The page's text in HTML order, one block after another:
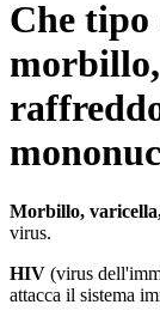
Che
Morbillo,
virus.
HIV (virus
attacca il sistema